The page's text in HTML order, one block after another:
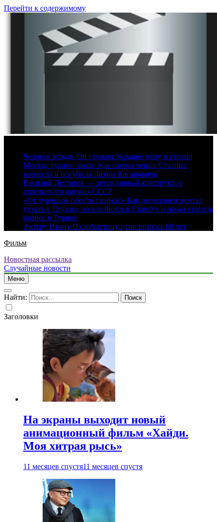
Перейти к содержимому
Человек вождя. Он привил Украине мову и строил
Москву руками зэков. Как слепая вера в Сталина
вознесла и погубила Лазаря Кагановича
Василий Дегтярев — легендарный конструктор
стрелкового оружия СССР
«От турчанок просто тащусь!» Как дагестанец мечтал
уехать в Грузию, но влюбился в Стамбул и начал строить
бизнес в Турции
Актеру Ивану Охлобыстину исполнилось 60 лет
Фильм
Новостная рассылка
Случайные новости
Меню
Найти:
Заголовки
На экраны выходит новый
анимационный фильм «Хайди.
Моя хитрая рысь»
11 месяцев спустя11 месяцев спустя